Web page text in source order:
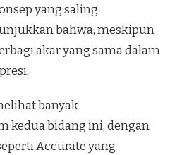
yang saling
bahwa, meskipun
akar yang sama dalam
banyak
kedua bidang ini, dengan
Accurate yang